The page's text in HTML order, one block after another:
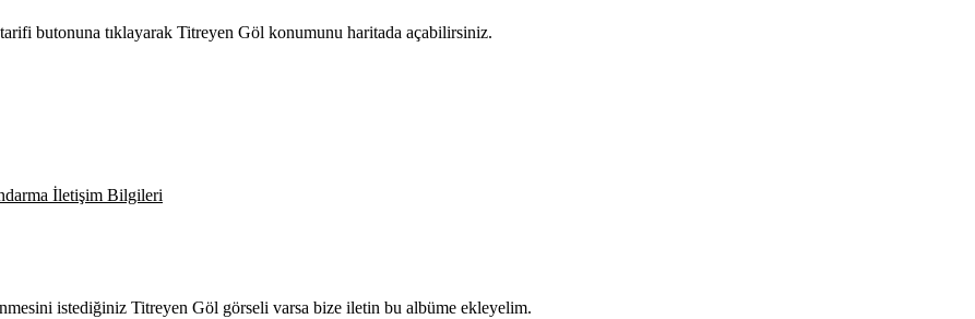
butonuna tıklayarak Titreyen Göl konumunu haritada açabilirsiniz.
İletişim Bilgileri
istediğiniz Titreyen Göl görseli varsa bize iletin bu albüme ekleyelim.